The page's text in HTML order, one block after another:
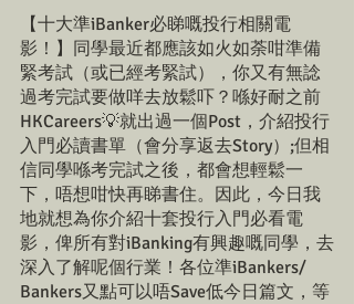
【十大準iBanker必睇嘅投行相關電
影！】同學最近都應該如火如荼咁準備
緊考試（或已經考緊試），你又有無諗
過考完試要做咩去放鬆吓？喺好耐之前
HKCareers💡就出過一個Post，介紹投行
入門必讀書單（會分享返去Story）;但相
信同學喺考完試之後，都會想輕鬆一
下，唔想咁快再睇書住。因此，今日我
地就想為你介紹十套投行入門必看電
影，俾所有對iBanking有興趣嘅同學，去
深入了解呢個行業！各位準iBankers/
Bankers又點可以唔Save低今日篇文，等